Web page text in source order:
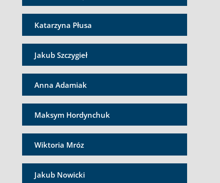
Katarzyna Płusa
Jakub Szczygieł
Anna Adamiak
Maksym Hordynchuk
Wiktoria Mróz
Jakub Nowicki